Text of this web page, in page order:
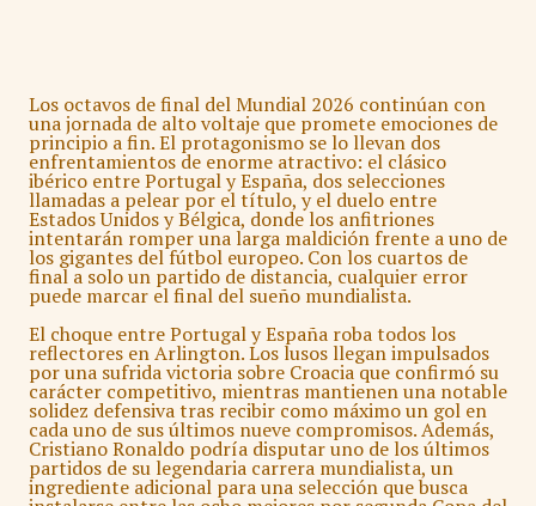
Los octavos de final del Mundial 2026 continúan con
una jornada de alto voltaje que promete emociones de
principio a fin. El protagonismo se lo llevan dos
enfrentamientos de enorme atractivo: el clásico
ibérico entre Portugal y España, dos selecciones
llamadas a pelear por el título, y el duelo entre
Estados Unidos y Bélgica, donde los anfitriones
intentarán romper una larga maldición frente a uno de
los gigantes del fútbol europeo. Con los cuartos de
final a solo un partido de distancia, cualquier error
puede marcar el final del sueño mundialista.
El choque entre Portugal y España roba todos los
reflectores en Arlington. Los lusos llegan impulsados
por una sufrida victoria sobre Croacia que confirmó su
carácter competitivo, mientras mantienen una notable
solidez defensiva tras recibir como máximo un gol en
cada uno de sus últimos nueve compromisos. Además,
Cristiano Ronaldo podría disputar uno de los últimos
partidos de su legendaria carrera mundialista, un
ingrediente adicional para una selección que busca